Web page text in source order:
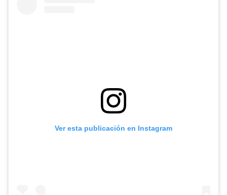
Ver esta publicación en Instagram